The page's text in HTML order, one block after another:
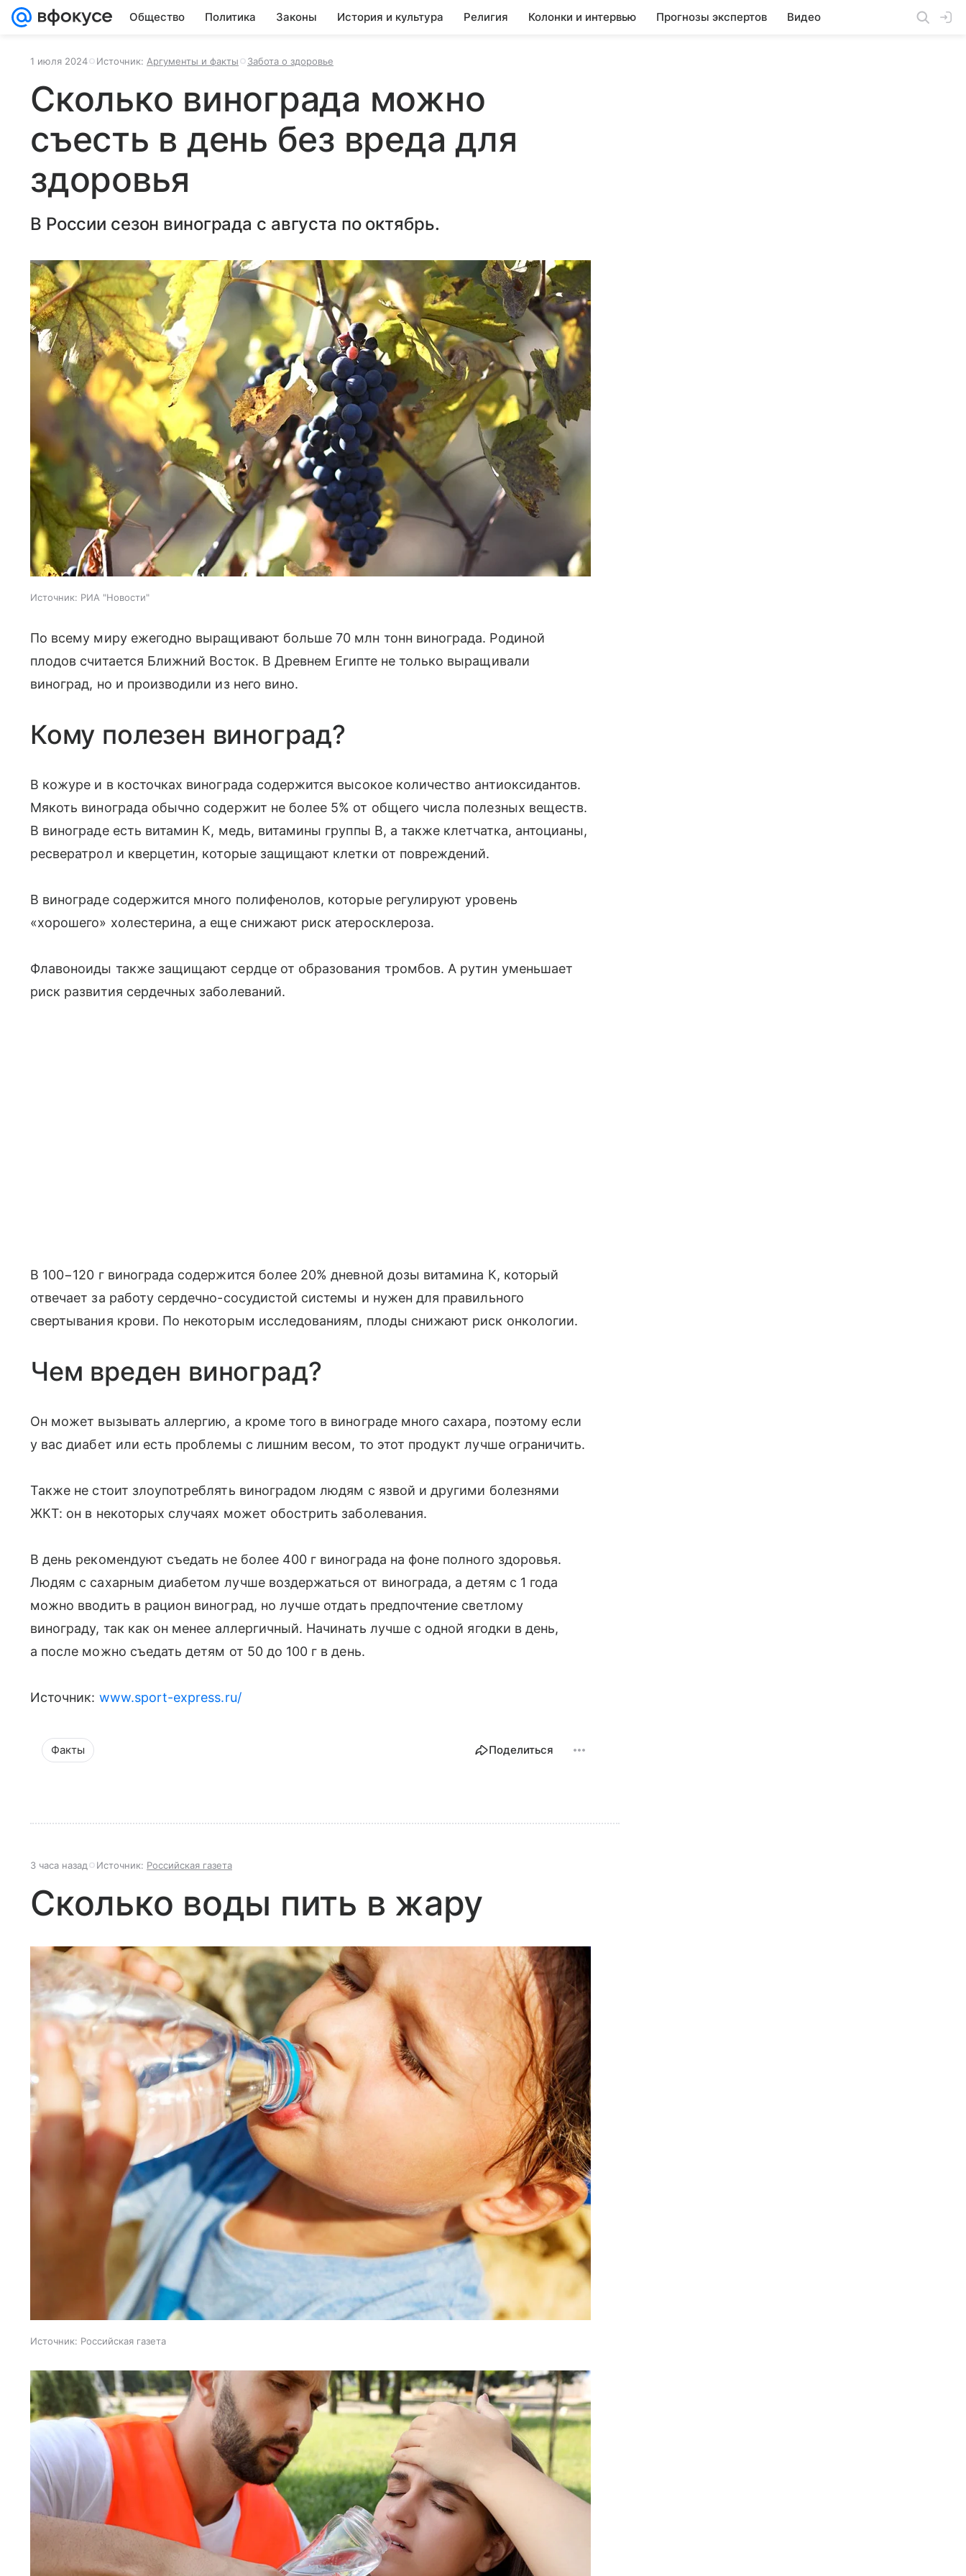
Общество Политика Законы История и культура Религия Колонки и интервью Прогнозы экспертов Видео
1 июля 2024 Источник: Аргументы и факты Забота о здоровье
Сколько винограда можно
съесть в день без вреда для
здоровья
В России сезон винограда с августа по октябрь.
Источник: РИА "Новости"
По всему миру ежегодно выращивают больше 70 млн тонн винограда. Родиной
плодов считается Ближний Восток. В Древнем Египте не только выращивали
виноград, но и производили из него вино.
Кому полезен виноград?
В кожуре и в косточках винограда содержится высокое количество антиоксидантов.
Мякоть винограда обычно содержит не более 5% от общего числа полезных веществ.
В винограде есть витамин К, медь, витамины группы В, а также клетчатка, антоцианы,
ресвератрол и кверцетин, которые защищают клетки от повреждений.
В винограде содержится много полифенолов, которые регулируют уровень
«хорошего» холестерина, а еще снижают риск атеросклероза.
Флавоноиды также защищают сердце от образования тромбов. А рутин уменьшает
риск развития сердечных заболеваний.
В 100−120 г винограда содержится более 20% дневной дозы витамина К, который
отвечает за работу сердечно-сосудистой системы и нужен для правильного
свертывания крови. По некоторым исследованиям, плоды снижают риск онкологии.
Чем вреден виноград?
Он может вызывать аллергию, а кроме того в винограде много сахара, поэтому если
у вас диабет или есть проблемы с лишним весом, то этот продукт лучше ограничить.
Также не стоит злоупотреблять виноградом людям с язвой и другими болезнями
ЖКТ: он в некоторых случаях может обострить заболевания.
В день рекомендуют съедать не более 400 г винограда на фоне полного здоровья.
Людям с сахарным диабетом лучше воздержаться от винограда, а детям с 1 года
можно вводить в рацион виноград, но лучше отдать предпочтение светлому
винограду, так как он менее аллергичный. Начинать лучше с одной ягодки в день,
а после можно съедать детям от 50 до 100 г в день.
Источник: www.sport-express.ru/
Факты Поделиться
3 часа назад Источник: Российская газета
Сколько воды пить в жару
Источник: Российская газета